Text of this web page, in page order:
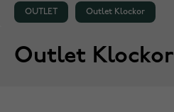
OUTLET Outlet Klockor
Outlet Klockor